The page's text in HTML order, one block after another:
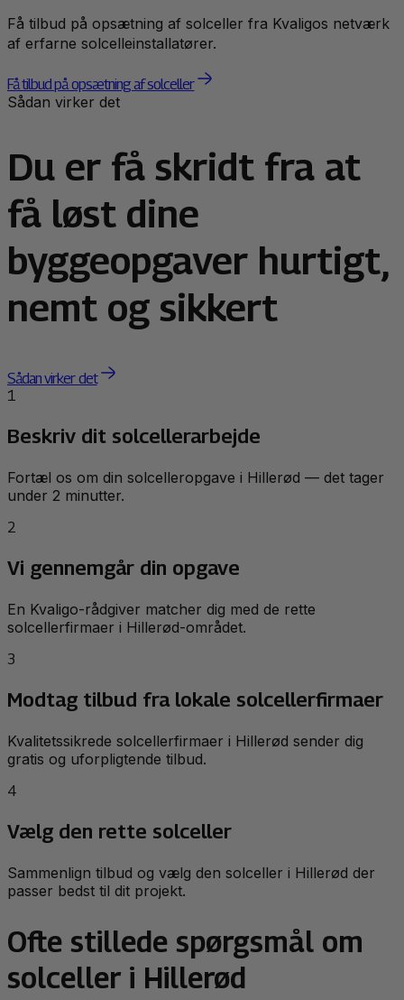
Få tilbud på opsætning af solceller fra Kvaligos netværk
af erfarne solcelleinstallatører.
Få tilbud på opsætning af solceller
Sådan virker det
Du er få skridt fra at
få løst dine
byggeopgaver hurtigt,
nemt og sikkert
Sådan virker det
1
Beskriv dit solcellerarbejde
Fortæl os om din solcelleropgave i Hillerød — det tager
under 2 minutter.
2
Vi gennemgår din opgave
En Kvaligo-rådgiver matcher dig med de rette
solcellerfirmaer i Hillerød-området.
3
Modtag tilbud fra lokale solcellerfirmaer
Kvalitetssikrede solcellerfirmaer i Hillerød sender dig
gratis og uforpligtende tilbud.
4
Vælg den rette solceller
Sammenlign tilbud og vælg den solceller i Hillerød der
passer bedst til dit projekt.
Ofte stillede spørgsmål om
solceller i Hillerød